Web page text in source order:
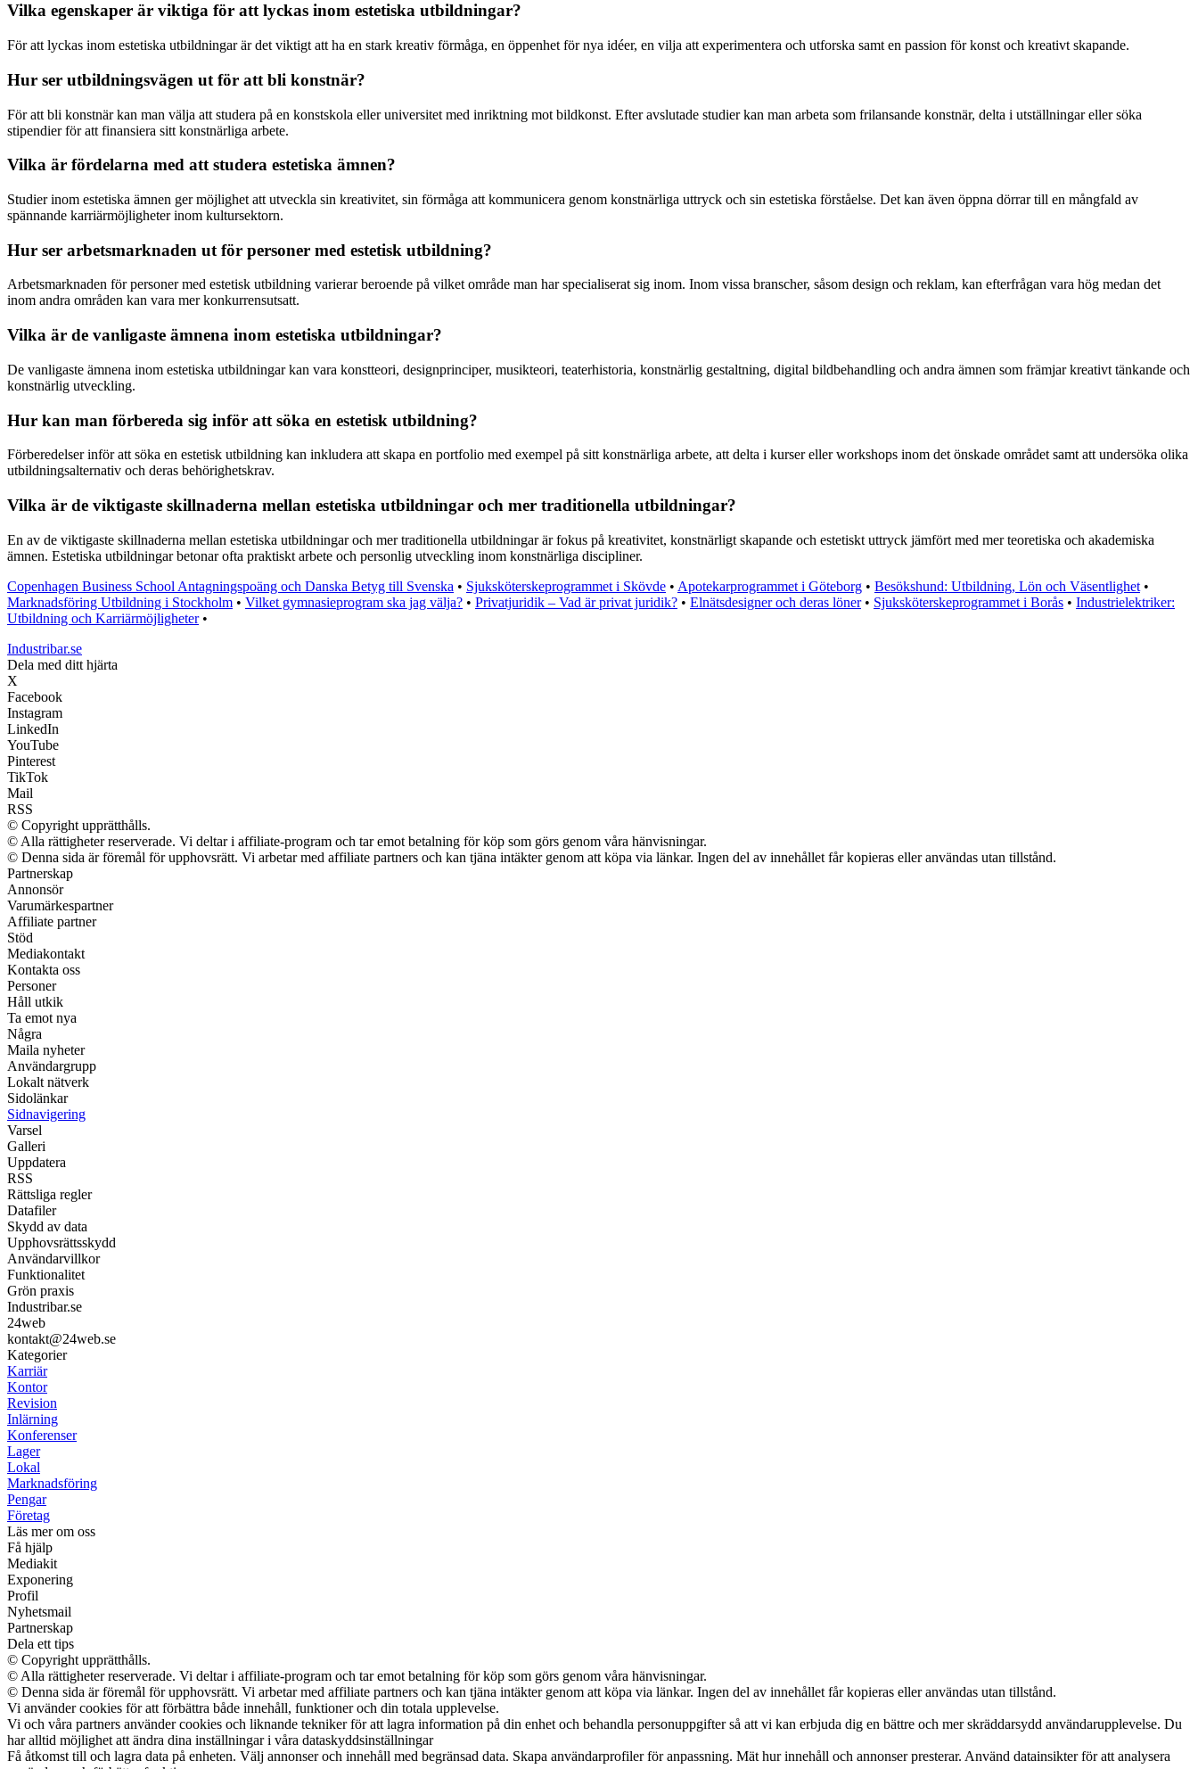
Vilka egenskaper är viktiga för att lyckas inom estetiska utbildningar?
För att lyckas inom estetiska utbildningar är det viktigt att ha en stark kreativ förmåga, en öppenhet för nya idéer, en vilja att experimentera och utforska samt en passion för konst och kreativt skapande.
Hur ser utbildningsvägen ut för att bli konstnär?
För att bli konstnär kan man välja att studera på en konstskola eller universitet med inriktning mot bildkonst. Efter avslutade studier kan man arbeta som frilansande konstnär, delta i utställningar eller söka
stipendier för att finansiera sitt konstnärliga arbete.
Vilka är fördelarna med att studera estetiska ämnen?
Studier inom estetiska ämnen ger möjlighet att utveckla sin kreativitet, sin förmåga att kommunicera genom konstnärliga uttryck och sin estetiska förståelse. Det kan även öppna dörrar till en mångfald av
spännande karriärmöjligheter inom kultursektorn.
Hur ser arbetsmarknaden ut för personer med estetisk utbildning?
Arbetsmarknaden för personer med estetisk utbildning varierar beroende på vilket område man har specialiserat sig inom. Inom vissa branscher, såsom design och reklam, kan efterfrågan vara hög medan det
inom andra områden kan vara mer konkurrensutsatt.
Vilka är de vanligaste ämnena inom estetiska utbildningar?
De vanligaste ämnena inom estetiska utbildningar kan vara konstteori, designprinciper, musikteori, teaterhistoria, konstnärlig gestaltning, digital bildbehandling och andra ämnen som främjar kreativt tänkande och
konstnärlig utveckling.
Hur kan man förbereda sig inför att söka en estetisk utbildning?
Förberedelser inför att söka en estetisk utbildning kan inkludera att skapa en portfolio med exempel på sitt konstnärliga arbete, att delta i kurser eller workshops inom det önskade området samt att undersöka olika
utbildningsalternativ och deras behörighetskrav.
Vilka är de viktigaste skillnaderna mellan estetiska utbildningar och mer traditionella utbildningar?
En av de viktigaste skillnaderna mellan estetiska utbildningar och mer traditionella utbildningar är fokus på kreativitet, konstnärligt skapande och estetiskt uttryck jämfört med mer teoretiska och akademiska
ämnen. Estetiska utbildningar betonar ofta praktiskt arbete och personlig utveckling inom konstnärliga discipliner.
Copenhagen Business School Antagningspoäng och Danska Betyg till Svenska • Sjuksköterskeprogrammet i Skövde • Apotekarprogrammet i Göteborg • Besökshund: Utbildning, Lön och Väsentlighet •
Marknadsföring Utbildning i Stockholm • Vilket gymnasieprogram ska jag välja? • Privatjuridik – Vad är privat juridik? • Elnätsdesigner och deras löner• Sjuksköterskeprogrammet i Borås • Industrielektriker:
Utbildning och Karriärmöjligheter•
Industribar.se
Dela med ditt hjärta
X
Facebook
Instagram
LinkedIn
YouTube
Pinterest
TikTok
Mail
RSS
© Copyright upprätthålls.
© Alla rättigheter reserverade. Vi deltar i affiliate-program och tar emot betalning för köp som görs genom våra hänvisningar.
© Denna sida är föremål för upphovsrätt. Vi arbetar med affiliate partners och kan tjäna intäkter genom att köpa via länkar. Ingen del av innehållet får kopieras eller användas utan tillstånd.
Partnerskap
Annonsör
Varumärkespartner
Affiliate partner
Stöd
Mediakontakt
Kontakta oss
Personer
Håll utkik
Ta emot nya
Några
Maila nyheter
Användargrupp
Lokalt nätverk
Sidolänkar
Sidnavigering
Varsel
Galleri
Uppdatera
RSS
Rättsliga regler
Datafiler
Skydd av data
Upphovsrättsskydd
Användarvillkor
Funktionalitet
Grön praxis
Industribar.se
24web
kontakt@24web.se
Kategorier
Karriär
Kontor
Revision
Inlärning
Konferenser
Lager
Lokal
Marknadsföring
Pengar
Företag
Läs mer om oss
Få hjälp
Mediakit
Exponering
Profil
Nyhetsmail
Partnerskap
Dela ett tips
© Copyright upprätthålls.
© Alla rättigheter reserverade. Vi deltar i affiliate-program och tar emot betalning för köp som görs genom våra hänvisningar.
© Denna sida är föremål för upphovsrätt. Vi arbetar med affiliate partners och kan tjäna intäkter genom att köpa via länkar. Ingen del av innehållet får kopieras eller användas utan tillstånd.
Vi använder cookies för att förbättra både innehåll, funktioner och din totala upplevelse.
Vi och våra partners använder cookies och liknande tekniker för att lagra information på din enhet och behandla personuppgifter så att vi kan erbjuda dig en bättre och mer skräddarsydd användarupplevelse. Du
har alltid möjlighet att ändra dina inställningar i våra dataskyddsinställningar
Få åtkomst till och lagra data på enheten. Välj annonser och innehåll med begränsad data. Skapa användarprofiler för anpassning. Mät hur innehåll och annonser presterar. Använd datainsikter för att analysera